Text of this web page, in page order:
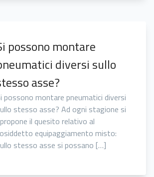
possono montare
diversi sullo
asse?
possono montare pneumatici diversi
stesso asse? Ad ogni stagione si
il quesito relativo al
equipaggiamento misto:
stesso asse si possano […]